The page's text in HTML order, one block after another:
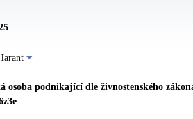
osoba podnikající dle živnostenského